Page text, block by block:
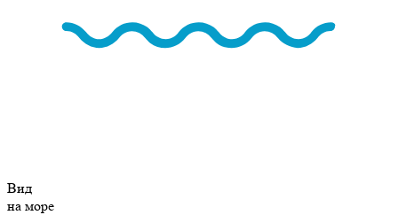
Вид
на море